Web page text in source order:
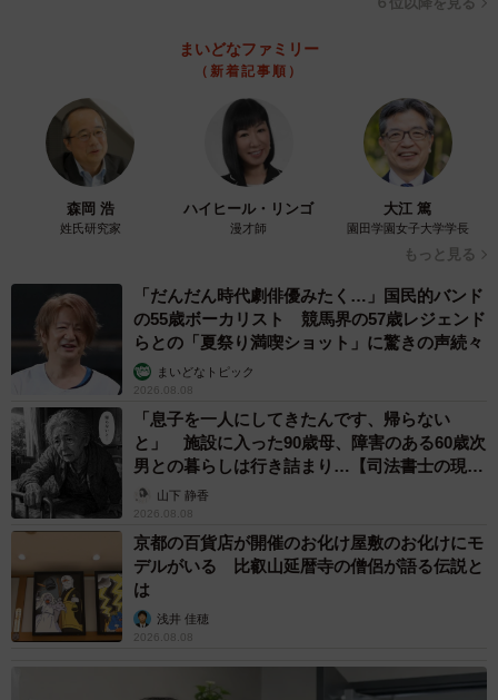
まいどなファミリー
（新着記事順）
森岡 浩
姓氏研究家
ハイヒール・リンゴ
漫才師
大江 篤
園田学園女子大学学長
もっと見る
「だんだん時代劇俳優みたく…」国民的バンド
の55歳ボーカリスト 競馬界の57歳レジェンド
らとの「夏祭り満喫ショット」に驚きの声続々
まいどなトピック
2026.08.08
「息子を一人にしてきたんです、帰らない
と」 施設に入った90歳母、障害のある60歳次
男との暮らしは行き詰まり…【司法書士の現場
から】山下 静香
2026.08.08
京都の百貨店が開催のお化け屋敷のお化けにモ
デルがいる 比叡山延暦寺の僧侶が語る伝説と
は
浅井 佳穂
2026.08.08